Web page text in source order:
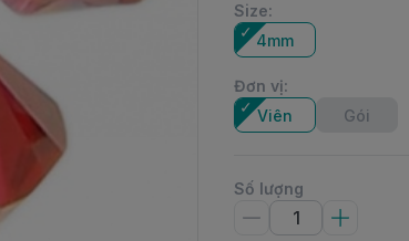
Size:
4mm
Đơn vị:
Viên
Gói
Số lượng